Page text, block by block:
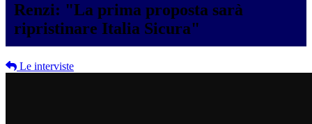
Renzi: "La prima proposta sarà
ripristinare Italia Sicura"
Le interviste